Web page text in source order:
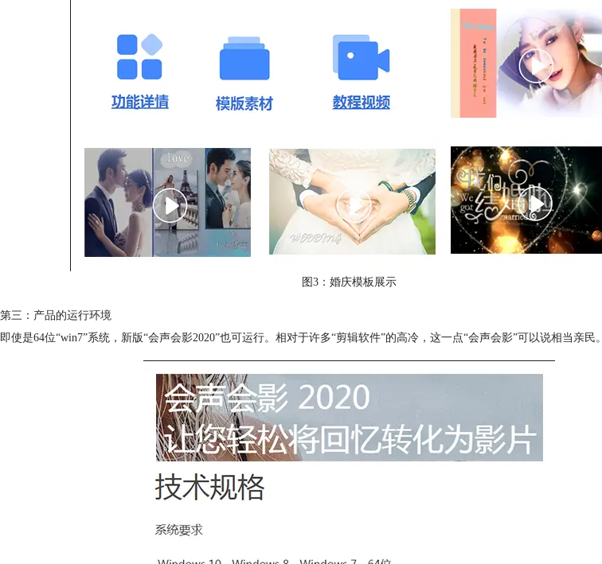
图3：婚庆模板展示
第三：产品的运行环境
即使是64位“win7”系统，新版“会声会影2020”也可运行。相对于许多“剪辑软件”的高冷，这一点“会声会影”可以说相当亲民。